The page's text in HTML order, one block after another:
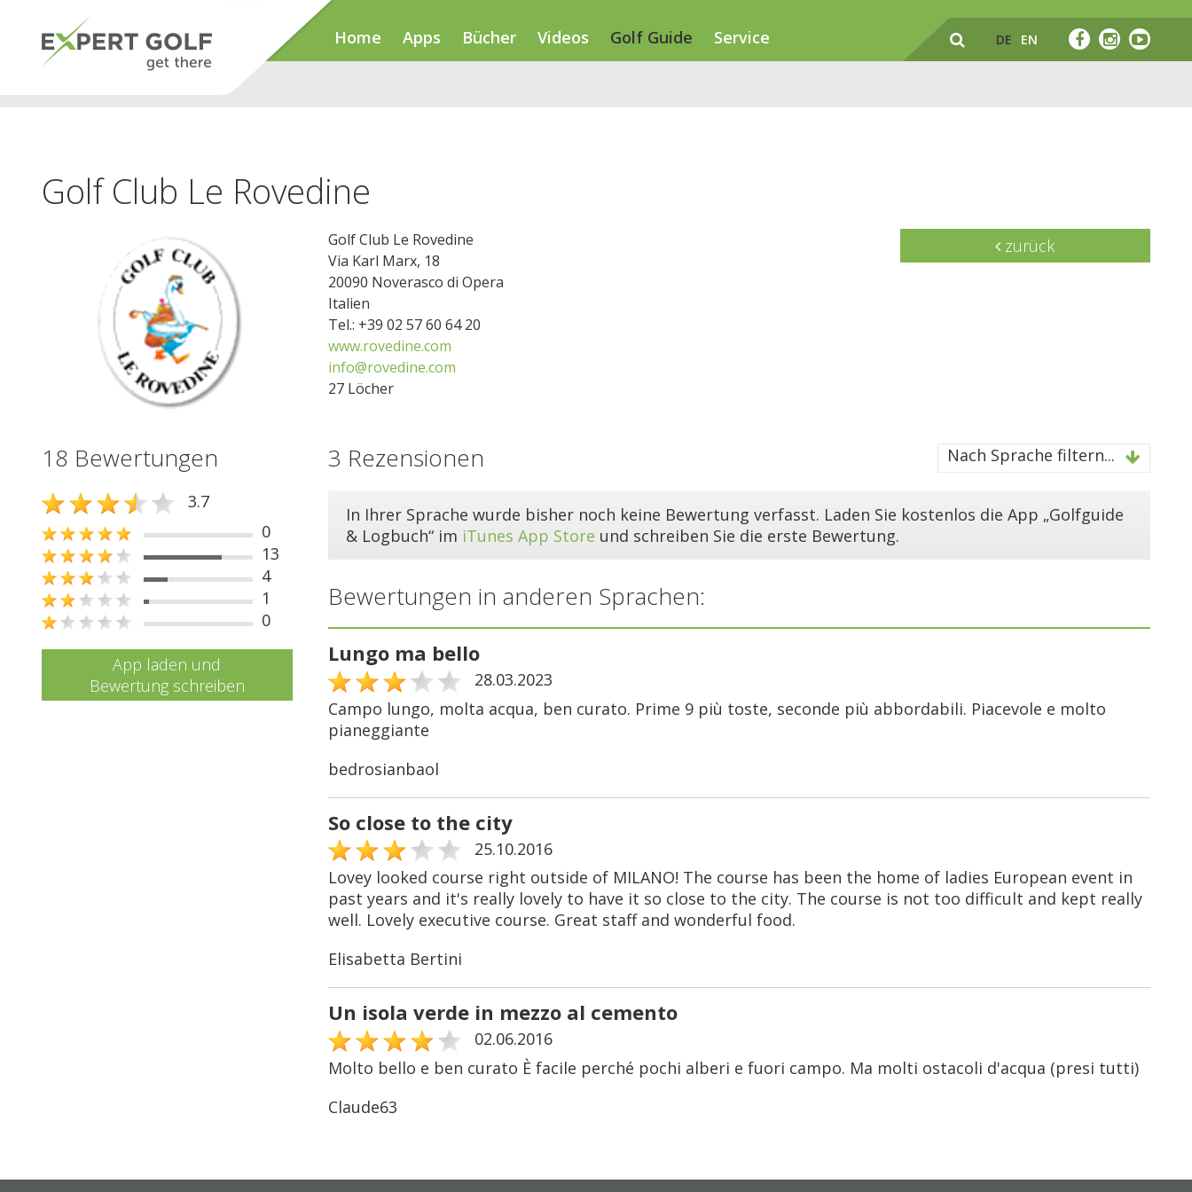
Home Apps Bücher Videos Golf Guide Service DE EN
Golf Club Le Rovedine
Golf Club Le Rovedine
Via Karl Marx, 18
20090 Noverasco di Opera
Italien
Tel.: +39 02 57 60 64 20
www.rovedine.com
info@rovedine.com
27 Löcher
zurück
18 Bewertungen
3.7
0
13
4
1
0
App laden und
Bewertung schreiben
3 Rezensionen Nach Sprache filtern...
In Ihrer Sprache wurde bisher noch keine Bewertung verfasst. Laden Sie kostenlos die App „Golfguide
& Logbuch“ im iTunes App Store und schreiben Sie die erste Bewertung.
Bewertungen in anderen Sprachen:
Lungo ma bello
28.03.2023
Campo lungo, molta acqua, ben curato. Prime 9 più toste, seconde più abbordabili. Piacevole e molto
pianeggiante
bedrosianbaol
So close to the city
25.10.2016
Lovey looked course right outside of MILANO! The course has been the home of ladies European event in
past years and it's really lovely to have it so close to the city. The course is not too difficult and kept really
well. Lovely executive course. Great staff and wonderful food.
Elisabetta Bertini
Un isola verde in mezzo al cemento
02.06.2016
Molto bello e ben curato È facile perché pochi alberi e fuori campo. Ma molti ostacoli d'acqua (presi tutti)
Claude63